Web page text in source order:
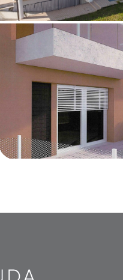
- Villa
Centro Urbano -